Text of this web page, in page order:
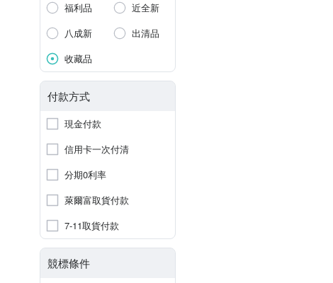
福利品
近全新
八成新
出清品
收藏品
付款方式
現金付款
信用卡一次付清
分期0利率
萊爾富取貨付款
7-11取貨付款
競標條件